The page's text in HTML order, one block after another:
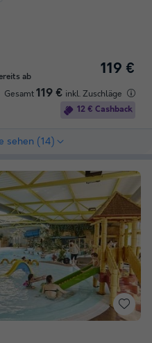
ab
119 €
Gesamt 119 € inkl. Zuschläge
12 € Cashback
sehen (14)